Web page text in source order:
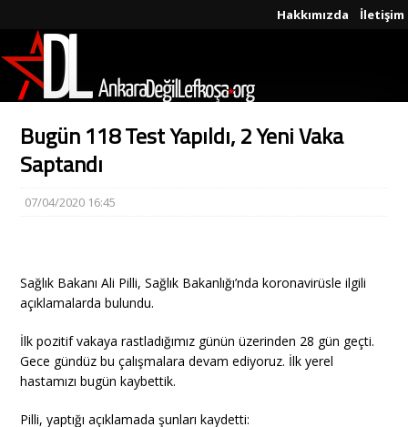
Hakkımızda İletişim
Bugün 118 Test Yapıldı, 2 Yeni Vaka
Saptandı
07/04/2020 16:45
Sağlık Bakanı Ali Pilli, Sağlık Bakanlığı’nda koronavirüsle ilgili
açıklamalarda bulundu.
İlk pozitif vakaya rastladığımız günün üzerinden 28 gün geçti.
Gece gündüz bu çalışmalara devam ediyoruz. İlk yerel
hastamızı bugün kaybettik.
Pilli, yaptığı açıklamada şunları kaydetti: